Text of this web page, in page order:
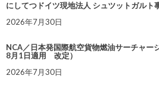
にしてつドイツ現地法人 シュツットガルト
2026年7月30日
NCA／日本発国際航空貨物燃油サーチャー
8月1日適用 改定）
2026年7月30日